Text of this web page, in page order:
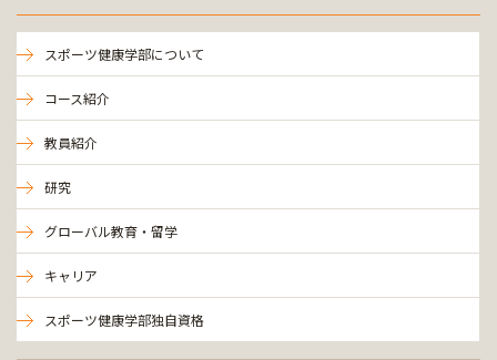
スポーツ健康学部について
コース紹介
教員紹介
研究
グローバル教育・留学
キャリア
スポーツ健康学部独自資格